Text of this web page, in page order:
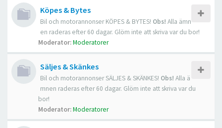
Köpes & Bytes
Bil och motorannonser KÖPES & BYTES! Obs! Alla ämn
en raderas efter 60 dagar. Glöm inte att skriva var du bor!
Moderator:Moderatorer
Säljes & Skänkes
Bil och motorannonser SÄLJES & SKÄNKES! Obs! Alla ä
mnen raderas efter 60 dagar. Glöm inte att skriva var du
bor!
Moderator:Moderatorer